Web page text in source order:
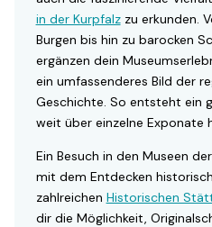
in der Kurpfalzzu erkunden.
Burgen bis hin zu barocken
ergänzen dein
ein umfassenderes Bild der
Geschichte. So entsteht ein
weit über einzelne Exponate
Ein Besuch in den Museen
mit dem Entdecken
zahlreichen Historischen
dir die Möglichkeit,